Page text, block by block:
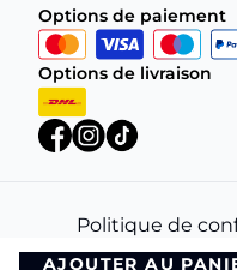
AJOUTER AU
Options de paiement
Options de livraison
Politique de